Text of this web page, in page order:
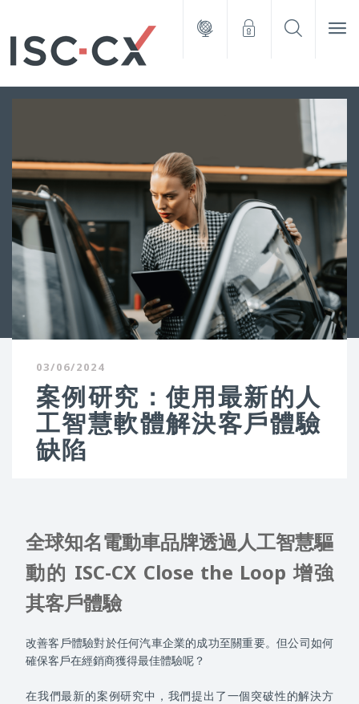
03/06/2024
案例研究：使用最新的人
工智慧軟體解決客戶體驗
缺陷
全球知名電動車品牌透過人工智慧驅
動的 ISC-CX Close the Loop 增強
其客戶體驗
改善客戶體驗對於任何汽車企業的成功至關重要。但公司如何
確保客戶在經銷商獲得最佳體驗呢？
在我們最新的案例研究中，我們提出了一個突破性的解決方